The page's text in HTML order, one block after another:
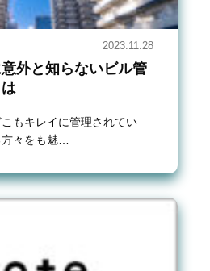
2023.11.28
外と知らないビル管
もキレイに管理されてい
方々をも魅…